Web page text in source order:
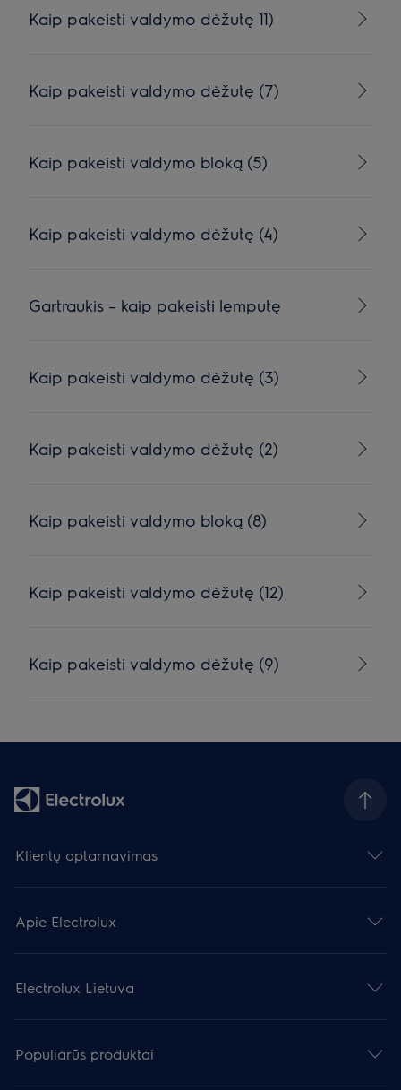
Kaip pakeisti valdymo dėžutę 11)
Kaip pakeisti valdymo dėžutę (7)
Kaip pakeisti valdymo bloką (5)
Kaip pakeisti valdymo dėžutę (4)
Gartraukis – kaip pakeisti lemputę
Kaip pakeisti valdymo dėžutę (3)
Kaip pakeisti valdymo dėžutę (2)
Kaip pakeisti valdymo bloką (8)
Kaip pakeisti valdymo dėžutę (12)
Kaip pakeisti valdymo dėžutę (9)
Klientų aptarnavimas
Apie Electrolux
Electrolux Lietuva
Populiarūs produktai